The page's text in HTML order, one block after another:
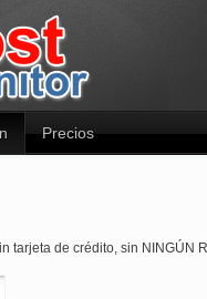
Precios
tarjeta de crédito, sin NINGÚN